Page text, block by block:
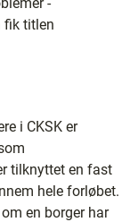
fik titlen
i CKSK er
tilknyttet en fast
hele forløbet.
en borger har